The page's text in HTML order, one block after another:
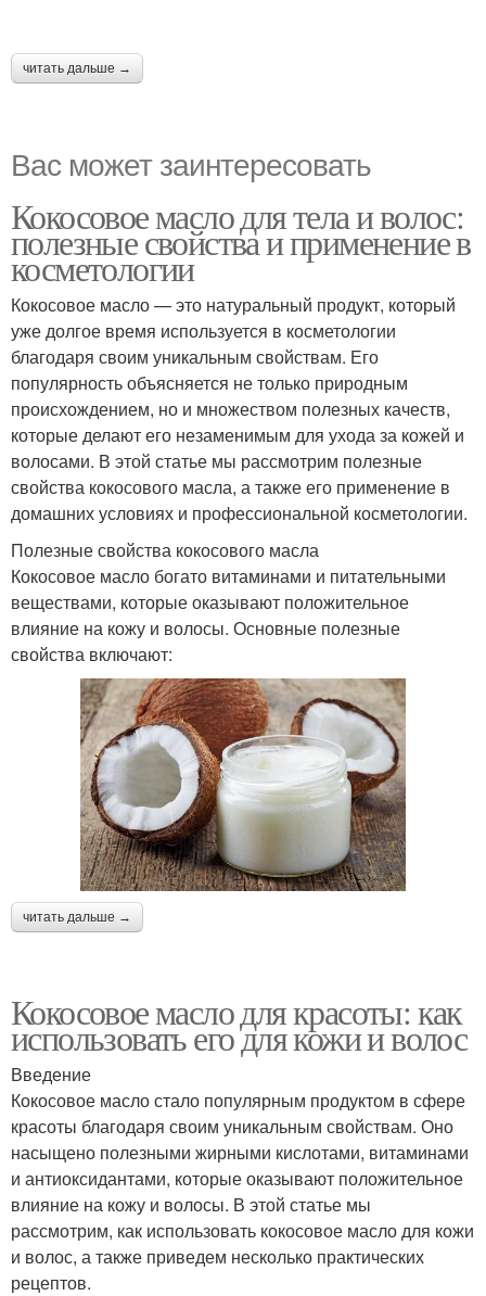
читать дальше →
Вас может заинтересовать
Кокосовое масло для тела и волос:
полезные свойства и применение в
косметологии
Кокосовое масло — это натуральный продукт, который
уже долгое время используется в косметологии
благодаря своим уникальным свойствам. Его
популярность объясняется не только природным
происхождением, но и множеством полезных качеств,
которые делают его незаменимым для ухода за кожей и
волосами. В этой статье мы рассмотрим полезные
свойства кокосового масла, а также его применение в
домашних условиях и профессиональной косметологии.
Полезные свойства кокосового масла
Кокосовое масло богато витаминами и питательными
веществами, которые оказывают положительное
влияние на кожу и волосы. Основные полезные
свойства включают:
читать дальше →
Кокосовое масло для красоты: как
использовать его для кожи и волос
Введение
Кокосовое масло стало популярным продуктом в сфере
красоты благодаря своим уникальным свойствам. Оно
насыщено полезными жирными кислотами, витаминами
и антиоксидантами, которые оказывают положительное
влияние на кожу и волосы. В этой статье мы
рассмотрим, как использовать кокосовое масло для кожи
и волос, а также приведем несколько практических
рецептов.